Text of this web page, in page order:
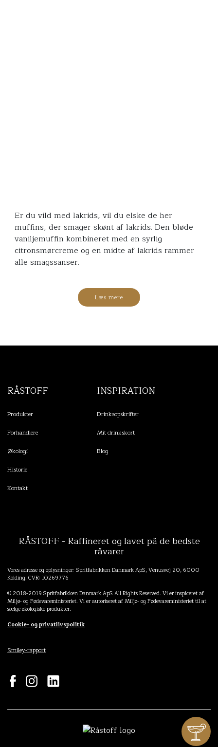
Er du vild med lakrids, vil du elske de her
muffins, der smager skønt af lakrids. Den bløde
vaniljemuffin kombineret med en syrlig
citronsmørcreme og en midte af lakrids rammer
alle smagssanser.
Læs mere
RÅSTOFF
Produkter
Forhandlere
Økologi
Historie
Kontakt
INSPIRATION
Drinksopskrifter
Mit drinkskort
Blog
RÅSTOFF - Raffineret og lavet på de bedste
råvarer
Vores adresse og oplysninger: Spritfabrikken Danmark ApS, Venusvej 20, 6000
Kolding. CVR: 10269776
© 2018-2019 Spritfabrikken Danmark ApS All Rights Reserved. Vi er inspiceret af
Miljø- og Fødevareministeriet. Vi er autoriseret af Miljø- og Fødevareministeriet til at
sælge økologiske produkter.
Cookie- og privatlivspolitik
Smiley-rapport